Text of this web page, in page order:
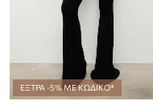
ΕΞΤΡΑ -5% ΜΕ ΚΩΔΙΚΟ*